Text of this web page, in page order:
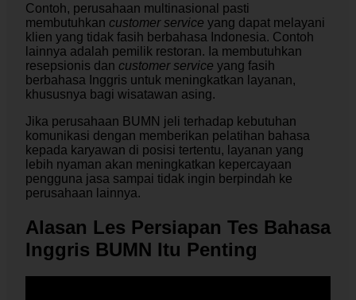
Contoh, perusahaan multinasional pasti
membutuhkan customer service yang dapat melayani
klien yang tidak fasih berbahasa Indonesia. Contoh
lainnya adalah pemilik restoran. Ia membutuhkan
resepsionis dan customer service yang fasih
berbahasa Inggris untuk meningkatkan layanan,
khususnya bagi wisatawan asing.
Jika perusahaan BUMN jeli terhadap kebutuhan
komunikasi dengan memberikan pelatihan bahasa
kepada karyawan di posisi tertentu, layanan yang
lebih nyaman akan meningkatkan kepercayaan
pengguna jasa sampai tidak ingin berpindah ke
perusahaan lainnya.
Alasan Les Persiapan Tes Bahasa
Inggris BUMN Itu Penting